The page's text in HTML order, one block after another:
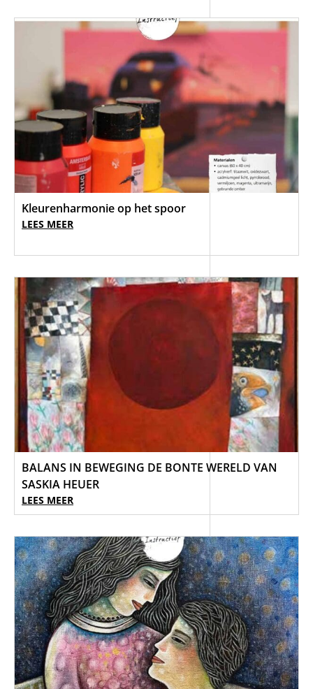
Kleurenharmonie op het spoor
LEES MEER
BALANS IN BEWEGING DE BONTE WERELD VAN
SASKIA HEUER
LEES MEER